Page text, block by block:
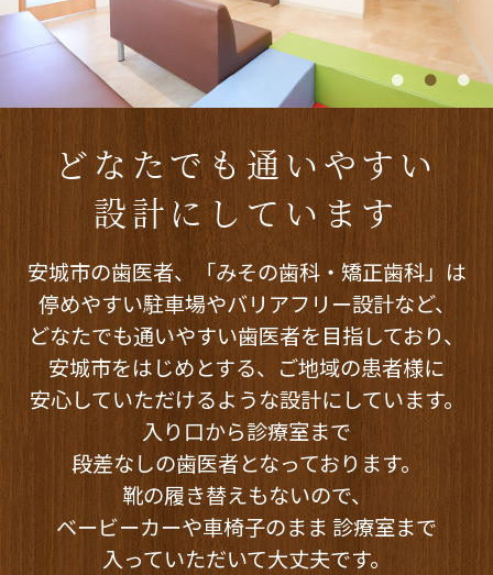
どなたでも通いやすい
設計にしています
安城市の歯医者、「みその歯科・矯正歯科」は
停めやすい駐車場やバリアフリー設計など、
どなたでも通いやすい歯医者を目指しており、
安城市をはじめとする、 ご地域の患者様に
安心していただけるような設計にしています。
入り口から診療室まで
段差なしの歯医者となっております。
靴の履き替えもないので、
ベービーカーや車椅子のまま 診療室まで
入っていただいて大丈夫です。